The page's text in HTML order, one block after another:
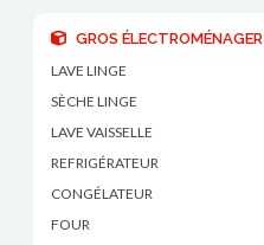
GROS ÉLECTROMÉNAGER
LAVE LINGE
SÈCHE LINGE
LAVE VAISSELLE
REFRIGÉRATEUR
CONGÉLATEUR
FOUR